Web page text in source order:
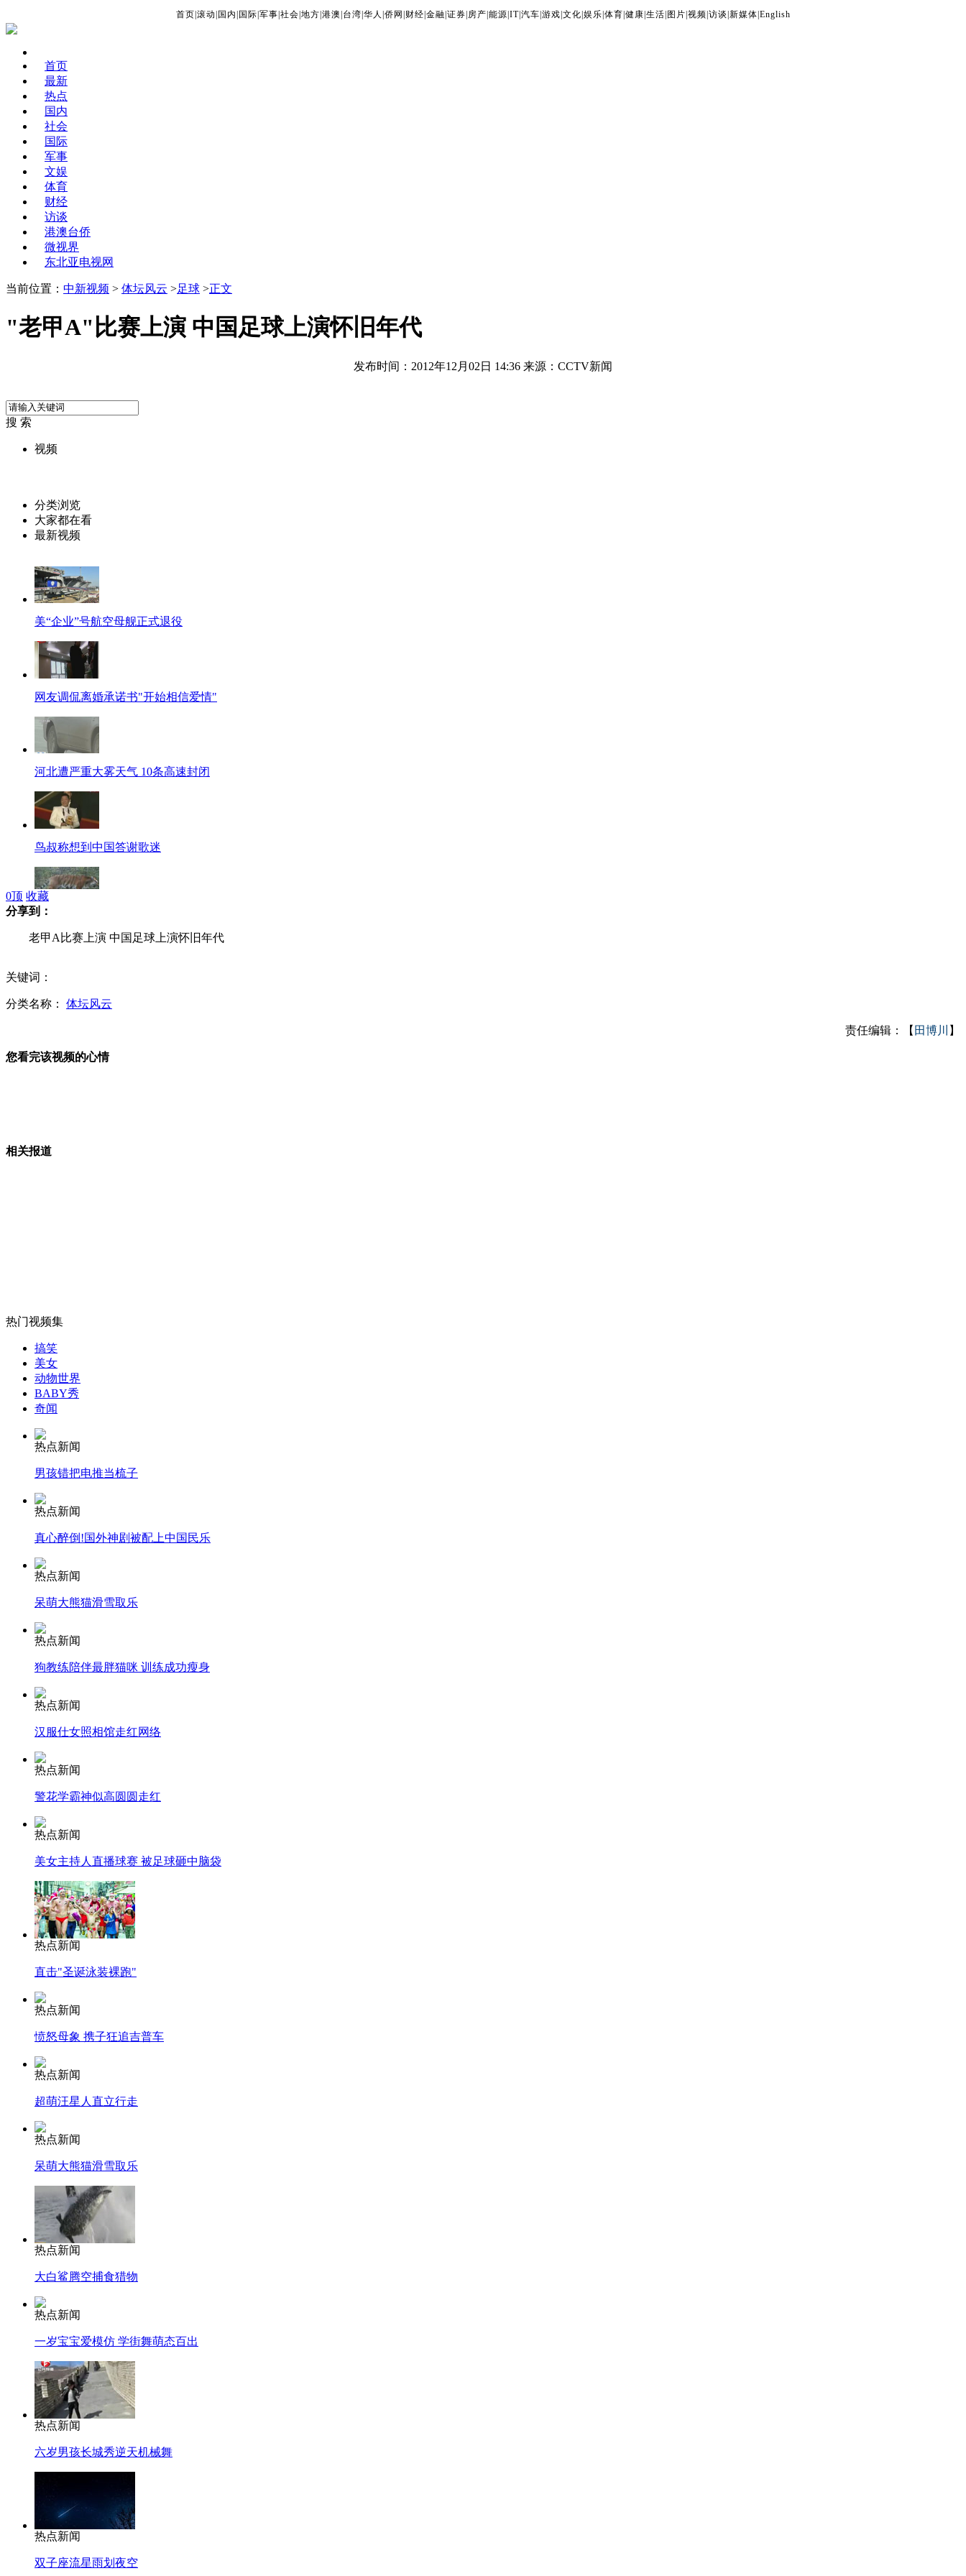
首页 滚动 国内 国际 军事 社会 地方 港澳 台湾 华人 侨网 财经 金融 证券 房产 能源 IT| 汽车 游戏 文化 娱乐 体育 健康 生活 图片 视频 访谈 新媒体 English
首页
最新
热点
国内
社会
国际
军事
文娱
体育
财经
访谈
港澳台侨
微视界
东北亚电视网
当前位置： 中新视频 > 体坛风云 >足球 >正文
"老甲A"比赛上演 中国足球上演怀旧年代
发布时间：2012年12月02日 14:36 来源：CCTV新闻
搜 索
视频
分类浏览
大家都在看
最新视频
美“企业”号航空母舰正式退役
网友调侃离婚承诺书"开始相信爱情"
河北遭严重大雾天气 10条高速封闭
鸟叔称想到中国答谢歌迷
斑马情侣“吵架” 雌马脚踹伴侣脸
无痛分娩是否安全 医生回应
外交部：反对强权政治霸凌主义
外交部：有关国家言论片面不公正
安徽一实载49人客车翻车
走！跟着总书记去植树
消防员救轻生者
纽约上演“枕头大战”
司机酒驾遇交警 急速倒车逃窜
0顶 收藏
分享到：
老甲A比赛上演 中国足球上演怀旧年代
关键词：
分类名称： 体坛风云
责任编辑：【 田博川 】
您看完该视频的心情
相关报道
热门视频集
搞笑
美女
动物世界
BABY秀
奇闻
热点新闻
男孩错把电推当梳子
热点新闻
真心醉倒!国外神剧被配上中国民乐
热点新闻
呆萌大熊猫滑雪取乐
热点新闻
狗教练陪伴最胖猫咪 训练成功瘦身
热点新闻
汉服仕女照相馆走红网络
热点新闻
警花学霸神似高圆圆走红
热点新闻
美女主持人直播球赛 被足球砸中脑袋
热点新闻
直击"圣诞泳装裸跑"
热点新闻
愤怒母象 携子狂追吉普车
热点新闻
超萌汪星人直立行走
热点新闻
呆萌大熊猫滑雪取乐
热点新闻
大白鲨腾空捕食猎物
热点新闻
一岁宝宝爱模仿 学街舞萌态百出
热点新闻
六岁男孩长城秀逆天机械舞
热点新闻
双子座流星雨划夜空